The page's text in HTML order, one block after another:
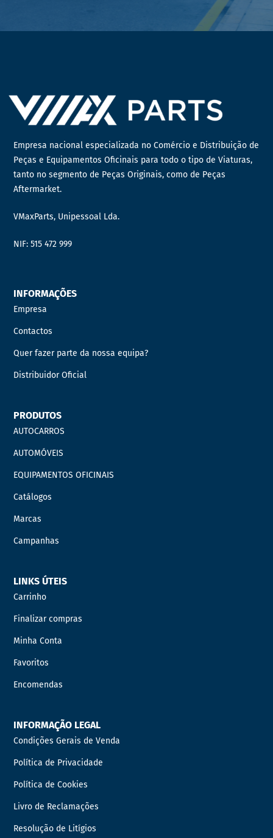
Empresa nacional especializada no Comércio e Distribuição de
Peças e Equipamentos Oficinais para todo o tipo de Viaturas,
tanto no segmento de Peças Originais, como de Peças
Aftermarket.
VMaxParts, Unipessoal Lda.
NIF: 515 472 999
INFORMAÇÕES
Empresa
Contactos
Quer fazer parte da nossa equipa?
Distribuidor Oficial
PRODUTOS
AUTOCARROS
AUTOMÓVEIS
EQUIPAMENTOS OFICINAIS
Catálogos
Marcas
Campanhas
LINKS ÚTEIS
Carrinho
Finalizar compras
Minha Conta
Favoritos
Encomendas
INFORMAÇÃO LEGAL
Condições Gerais de Venda
Política de Privacidade
Política de Cookies
Livro de Reclamações
Resolução de Litígios